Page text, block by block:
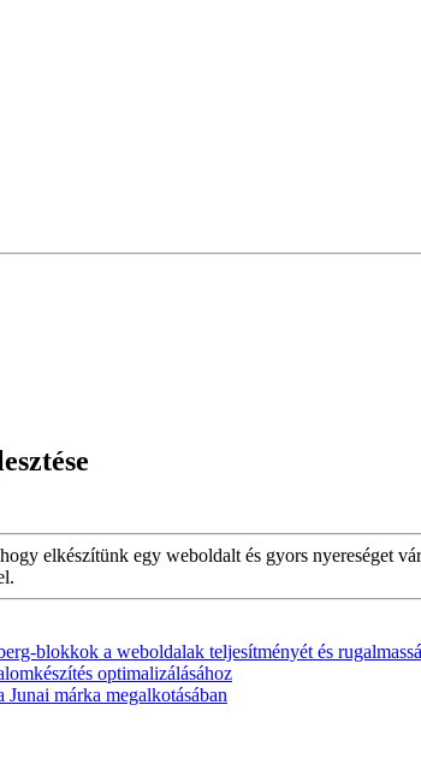
elkészítünk egy weboldalt és gyors nyereséget
blokkok a weboldalak teljesítményét és
optimalizálásához
márka megalkotásában